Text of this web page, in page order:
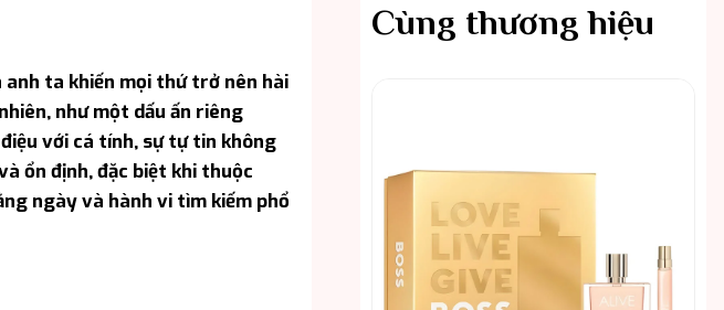
anh ta khiến mọi thứ trở nên hài
như một dấu ấn riêng
với cá tính, sự tự tin không
ổn định, đặc biệt khi thuộc
ngày và hành vi tìm kiếm phổ
Cùng thương hiệu